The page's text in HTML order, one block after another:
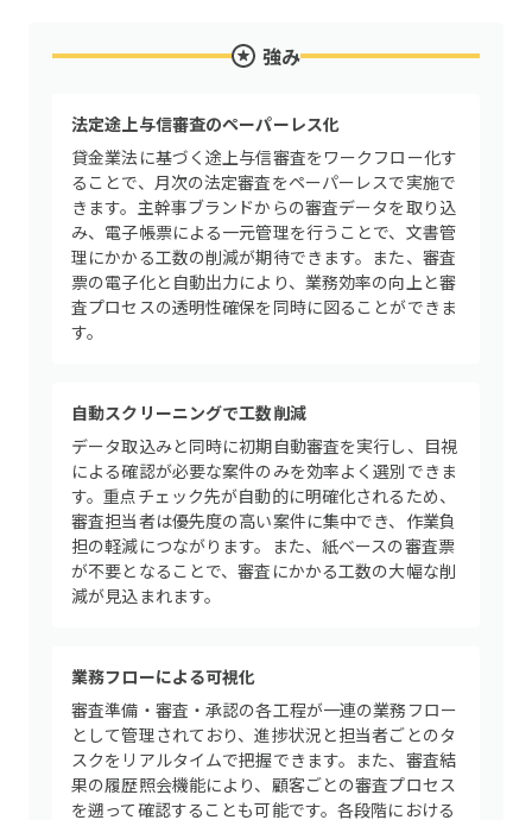
強み
法定途上与信審査のペーパーレス化
貸金業法に基づく途上与信審査をワークフロー化す
ることで、月次の法定審査をペーパーレスで実施で
きます。主幹事ブランドからの審査データを取り込
み、電子帳票による一元管理を行うことで、文書管
理にかかる工数の削減が期待できます。また、審査
票の電子化と自動出力により、業務効率の向上と審
査プロセスの透明性確保を同時に図ることができま
す。
自動スクリーニングで工数削減
データ取込みと同時に初期自動審査を実行し、目視
による確認が必要な案件のみを効率よく選別できま
す。重点チェック先が自動的に明確化されるため、
審査担当者は優先度の高い案件に集中でき、作業負
担の軽減につながります。また、紙ベースの審査票
が不要となることで、審査にかかる工数の大幅な削
減が見込まれます。
業務フローによる可視化
審査準備・審査・承認の各工程が一連の業務フロー
として管理されており、進捗状況と担当者ごとのタ
スクをリアルタイムで把握できます。また、審査結
果の履歴照会機能により、顧客ごとの審査プロセス
を遡って確認することも可能です。各段階における